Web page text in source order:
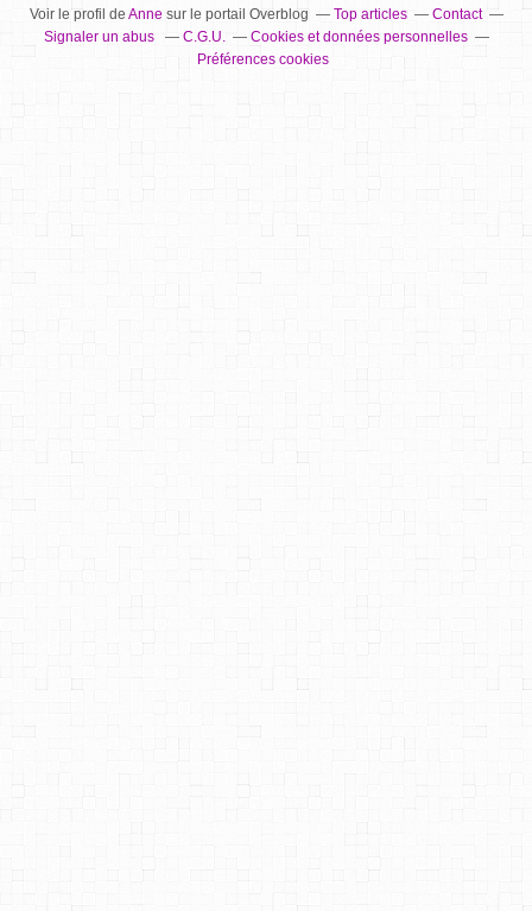
Voir le profil de Annesur le portail Overblog Top articles
Contact
Signaler un abus
C.G.U.
Cookies et données personnelles
Préférences cookies